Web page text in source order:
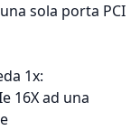
sola porta PCI
1x:
16X ad una